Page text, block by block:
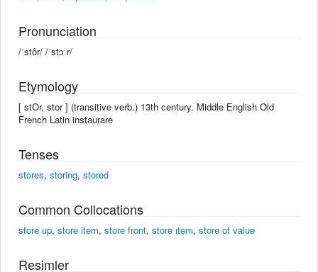
Pronunciation
/ˈstôr/ /ˈstɔːr/
Etymology
[ stOr, stor ] (transitive verb.) 13th century. Middle English Old
French Latin instaurare
Tenses
stores, storing, stored
Common Collocations
store up, store item, store front, store ıtem, store of value
Resimler